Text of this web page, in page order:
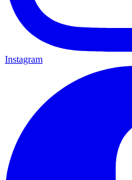
Instagram